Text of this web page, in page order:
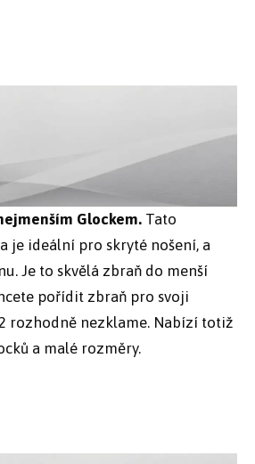
Glockem. Tato
je ideální pro skryté nošení, a
Je to skvělá zbraň do menší
pořídit zbraň pro svoji
rozhodně nezklame. Nabízí totiž
a malé rozměry.